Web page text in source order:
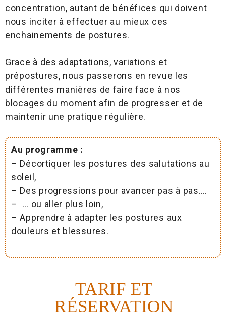
concentration, autant de bénéfices qui doivent
nous inciter à effectuer au mieux ces
enchainements de postures.
Grace à des adaptations, variations et
prépostures, nous passerons en revue les
différentes manières de faire face à nos
blocages du moment afin de progresser et de
maintenir une pratique régulière.
Au programme :
– Décortiquer les postures des salutations au
soleil,
– Des progressions pour avancer pas à pas….
– … ou aller plus loin,
– Apprendre à adapter les postures aux
douleurs et blessures.
TARIF ET
RÉSERVATION